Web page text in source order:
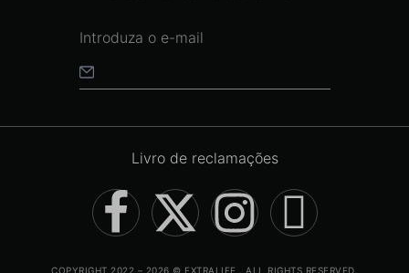
Livro de reclamações
COPYRIGHT 2022 – 2026 © EXTRALIFE . ALL RIGHTS RESERVED.